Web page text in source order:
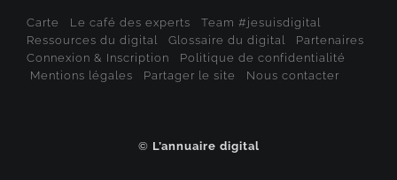
Carte Le café des experts
Team #jesuisdigital
Ressources du digital
Glossaire du digital
Partenaires
Connexion & Inscription
Politique de confidentialité
Mentions légales
Partager le site Nous contacter
© L’annuaire digital